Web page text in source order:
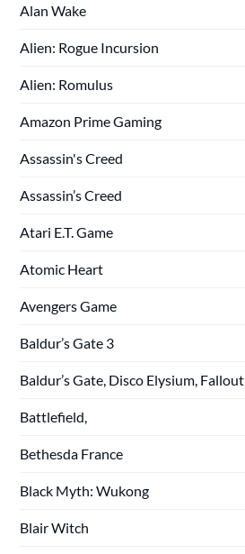
Alan Wake
Alien: Rogue Incursion
Alien: Romulus
Amazon Prime Gaming
Assassin's Creed
Assassin’s Creed
Atari E.T. Game
Atomic Heart
Avengers Game
Baldur’s Gate 3
Baldur’s Gate, Disco Elysium, Fallout
Battlefield,
Bethesda France
Black Myth: Wukong
Blair Witch